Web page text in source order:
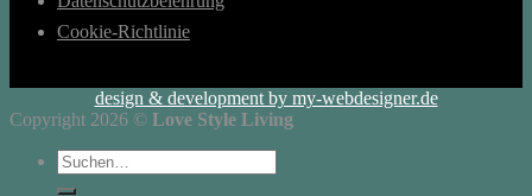
Cookie-Richtlinie
design & development by my-webdesigner.de
Copyright 2026 © Love Style Living
Suchen
nach: